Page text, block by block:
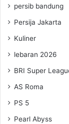
persib bandung
Persija Jakarta
Kuliner
lebaran 2026
BRI Super
AS Roma
PS 5
Pearl Abyss